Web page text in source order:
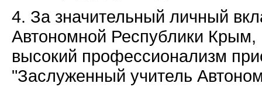
4. За значительный личный
Автономной Республики Крым,
высокий профессионализм
"Заслуженный учитель